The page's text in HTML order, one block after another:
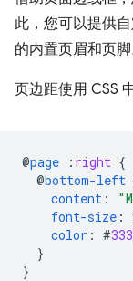
此，您可以提供
的内置页眉和页脚
页边距使用 CSS
@page : right {
@bottom-left
content :
font-size :
color : #333
}
}